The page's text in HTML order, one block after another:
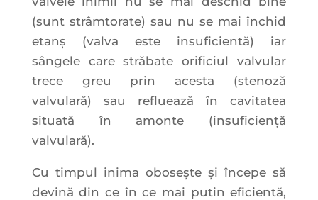
(sunt strâmtorate) sau nu se mai închid
etanș (valva este insuficientă) iar
sângele care străbate orificiul valvular
trece greu prin acesta (stenoză
valvulară) sau refluează în cavitatea
situată în amonte (insuficiență
valvulară).
Cu timpul inima obosește și începe să
devină din ce în ce mai putin eficientă,